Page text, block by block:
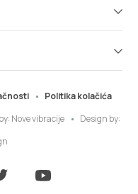
Politika kolačića
Nove vibracije
Design by: